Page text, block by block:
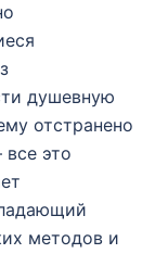
душевную
отстранено
это
методов и